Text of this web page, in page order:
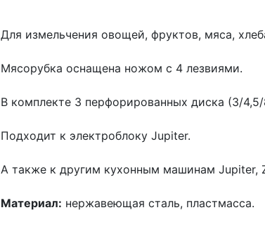
Для измельчения овощей, фруктов, мяса,
Мясорубка оснащена ножом с 4 лезвиями.
В комплекте 3 перфорированных диска (3/
Подходит к электроблоку Jupiter.
А также к другим кухонным машинам Jupiter,
Материал: нержавеющая сталь, пластмасса.